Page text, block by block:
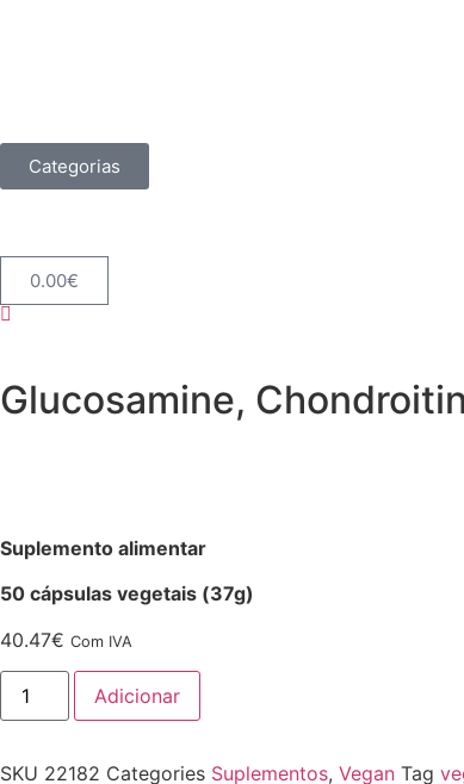
Categorias
0.00€
Glucosamine,
Suplemento alimentar
50 cápsulas vegetais (37g)
40.47€ Com IVA
Adicionar
SKU 22182 Categories Suplementos, Vegan Tag